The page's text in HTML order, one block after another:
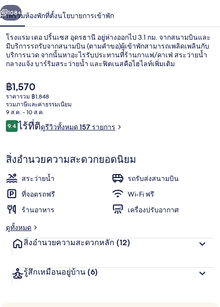
อุดรธานี
า
ถัดไป
108+
ภาพรวมห้องพักที่ตั้งนโยบายการเข้าพัก
โรงแรม เดอ ปริ้นเซส อุดรธานี อยู่ห่างออกไป 3.1 กม. จากสนามบินและ
มีบริการรถรับจากสนามบิน (ตามคำขอ)ผู้เข้าพักสามารถเพลิดเพลินกับ
บริการนวด จากนั้นหาอะไรรับประทานที่ร้านกาแฟ/คาเฟ่ สระว่ายน้ำ
กลางแจ้ง บาร์ริมสระว่ายน้ำ และฟิตเนสคือไฮไลท์เพิ่มเติม
ราคา
ปัจจุบัน
฿1,570
฿1,570
ราคารวม ฿1,848
รวมภาษีและค่าธรรมเนียม
9 ส.ค. - 10 ส.ค.
รีวิว
9.49.4 จาก 10
ไร้ที่ติดูรีวิวทั้งหมด 157 รายการ
สิ่งอำนวยความสะดวกยอดนิยม
สระว่ายน้ำ
รถรับส่งสนามบิน
ที่จอดรถฟรี
Wi-Fi ฟรี
ร้านอาหาร
เครื่องปรับอากาศ
ดูทั้งหมด
สิ่งอำนวยความสะดวกหลัก (12)
รู้สึกเหมือนอยู่บ้าน (6)